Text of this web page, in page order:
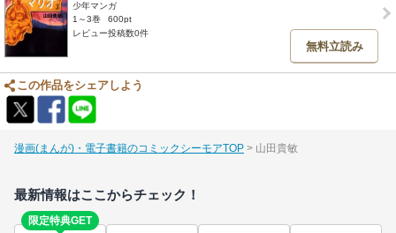
少年マンガ
1～3巻
600pt
レビュー投稿数0件
無料立読み
この作品をシェアしよう
漫画(まんが)・電子書籍のコミックシーモアTOP 山田貴敏
最新情報はここからチェック！
限定特典GET